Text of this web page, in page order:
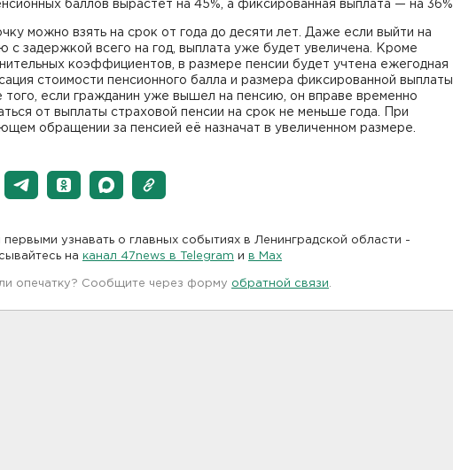
баллов вырастет на 45%, а фиксированная выплата — на 36%.
можно взять на срок от года до десяти лет. Даже если выйти на
с задержкой всего на год, выплата уже будет увеличена. Кроме
коэффициентов, в размере пенсии будет учтена ежегодная
стоимости пенсионного балла и размера фиксированной выплаты.
того, если гражданин уже вышел на пенсию, он вправе временно
от выплаты страховой пенсии на срок не меньше года. При
обращении за пенсией её назначат в увеличенном размере.
узнавать о главных событиях в Ленинградской области -
на канал 47news в Telegram и в Maх
опечатку? Сообщите через форму обратной связи